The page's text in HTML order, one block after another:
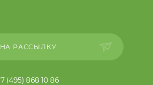
РАССЫЛКУ
(495) 868 10 86